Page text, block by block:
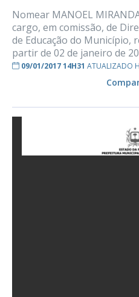
Nomear MANOEL
cargo, em comissão, de
de Educação do Município,
partir de 02 de janeiro de
09/01/2017 14H31 ATUALIZADO